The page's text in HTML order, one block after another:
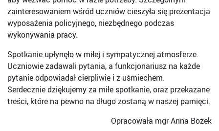
zainteresowaniem wśród uczniów cieszyła się prezentacja
wyposażenia policyjnego, niezbędnego podczas
wykonywania pracy.
Spotkanie upłynęło w miłej i sympatycznej atmosferze.
Uczniowie zadawali pytania, a funkcjonariusz na każde
pytanie odpowiadał cierpliwie i z uśmiechem.
Serdecznie dziękujemy za miłe spotkanie, oraz przekazane
treści, które na pewno na długo zostaną w naszej pamięci.
Opracowała mgr Anna Bożek